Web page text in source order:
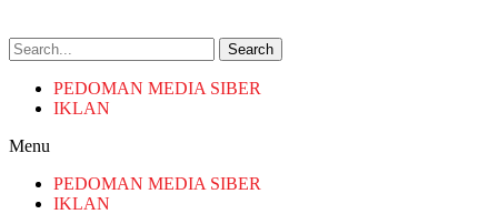
Search
PEDOMAN MEDIA SIBER
IKLAN
Menu
PEDOMAN MEDIA SIBER
IKLAN